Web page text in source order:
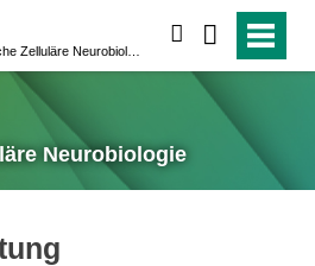
Neurobiologie